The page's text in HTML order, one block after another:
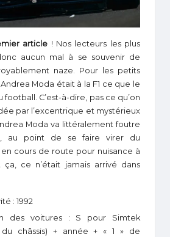
article ! Nos lecteurs les plus
aucun mal à se souvenir de
naze. Pour les petits
Moda était à la F1 ce que le
football. C’est-à-dire, pas ce qu’on
par l’excentrique et mystérieux
Moda va littéralement foutre
au point de se faire virer du
en cours de route pour nuisance à
ce n’était jamais arrivé dans
: 1992
des voitures : S pour Simtek
châssis) + année + « 1 » de